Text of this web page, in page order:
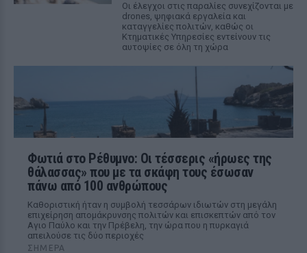
Οι έλεγχοι στις παραλίες συνεχίζονται με
drones, ψηφιακά εργαλεία και
καταγγελίες πολιτών, καθώς οι
Κτηματικές Υπηρεσίες εντείνουν τις
αυτοψίες σε όλη τη χώρα
Φωτιά στο Ρέθυμνο: Οι τέσσερις «ήρωες της
θάλασσας» που με τα σκάφη τους έσωσαν
πάνω από 100 ανθρώπους
Καθοριστική ήταν η συμβολή τεσσάρων ιδιωτών στη μεγάλη
επιχείρηση απομάκρυνσης πολιτών και επισκεπτών από τον
Αγιο Παύλο και την Πρέβελη, την ώρα που η πυρκαγιά
απειλούσε τις δύο περιοχές
ΣΉΜΕΡΑ